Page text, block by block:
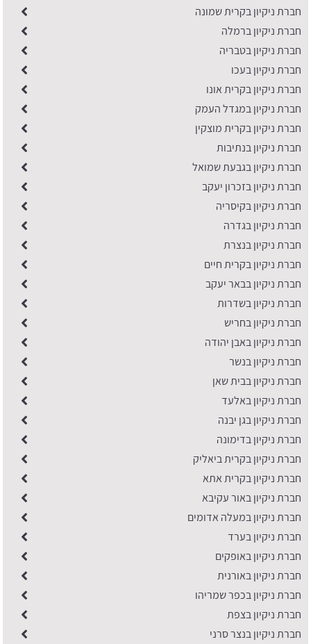
חברת ניקיון בקרית שמונה
חברת ניקיון ברמלה
חברת ניקיון בטבריה
חברת ניקיון בעכו
חברת ניקיון בקרית אונו
חברת ניקיון במגדל העמק
חברת ניקיון בקרית מוצקין
חברת ניקיון בנתיבות
חברת ניקיון בגבעת שמואל
חברת ניקיון בזכרון יעקב
חברת ניקיון בקיסריה
חברת ניקיון בגדרה
חברת ניקיון בנצרת
חברת ניקיון בקרית חיים
חברת ניקיון בבאר יעקב
חברת ניקיון בשדרות
חברת ניקיון בחריש
חברת ניקיון באבן יהודה
חברת ניקיון בנשר
חברת ניקיון בבית שאן
חברת ניקיון באלעד
חברת ניקיון בגן יבנה
חברת ניקיון בדימונה
חברת ניקיון בקרית ביאליק
חברת ניקיון בקרית אתא
חברת ניקיון באור עקיבא
חברת ניקיון במעלה אדומים
חברת ניקיון בערד
חברת ניקיון באופקים
חברת ניקיון באורנית
חברת ניקיון בכפר שמריהו
חברת ניקיון בצפת
חברת ניקיון בנצר סרני